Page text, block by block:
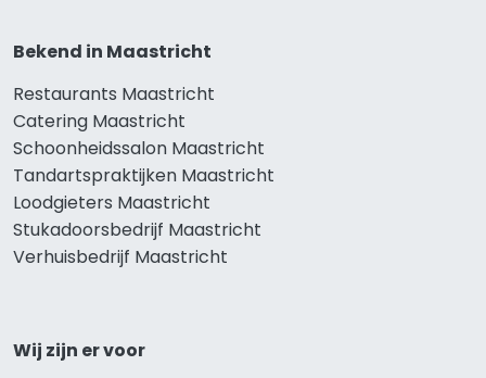
Bekend in Maastricht
Restaurants Maastricht
Catering Maastricht
Schoonheidssalon Maastricht
Tandartspraktijken Maastricht
Loodgieters Maastricht
Stukadoorsbedrijf Maastricht
Verhuisbedrijf Maastricht
Wij zijn er voor